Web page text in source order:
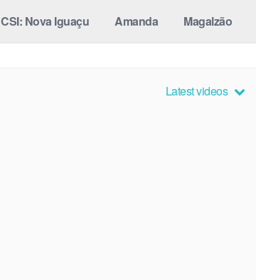
CSI: Nova Iguaçu Amanda Magalzão
Latest videos